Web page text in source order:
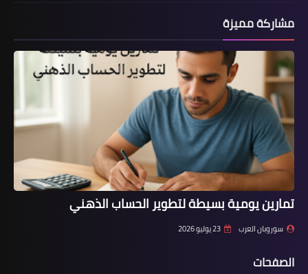
مشاركة مميزة
تمارين يومية بسيطة لتطوير الحساب الذهني
سوروبان العرب 23 يوليو 2026
الصفحات